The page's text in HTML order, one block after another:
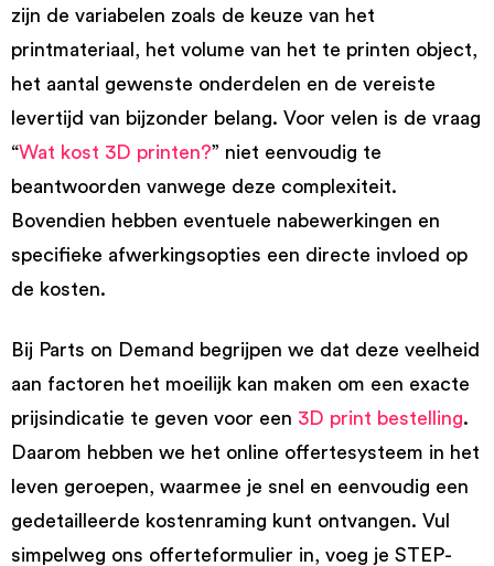
zijn de variabelen zoals de keuze van het
printmateriaal, het volume van het te printen object,
het aantal gewenste onderdelen en de vereiste
levertijd van bijzonder belang. Voor velen is de vraag
“Wat kost 3D printen?” niet eenvoudig te
beantwoorden vanwege deze complexiteit.
Bovendien hebben eventuele nabewerkingen en
specifieke afwerkingsopties een directe invloed op
de kosten.
Bij Parts on Demand begrijpen we dat deze veelheid
aan factoren het moeilijk kan maken om een exacte
prijsindicatie te geven voor een 3D print bestelling.
Daarom hebben we het online offertesysteem in het
leven geroepen, waarmee je snel en eenvoudig een
gedetailleerde kostenraming kunt ontvangen. Vul
simpelweg ons offerteformulier in, voeg je STEP-